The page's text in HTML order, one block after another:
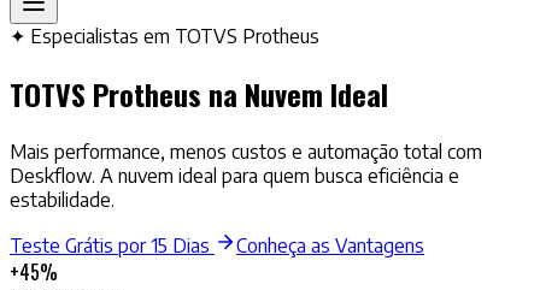
✦ Especialistas em TOTVS Protheus
TOTVS Protheus na Nuvem Ideal
Mais performance, menos custos e automação total com
Deskflow. A nuvem ideal para quem busca eficiência e
estabilidade.
Teste Grátis por 15 Dias
Conheça as Vantagens
+45%